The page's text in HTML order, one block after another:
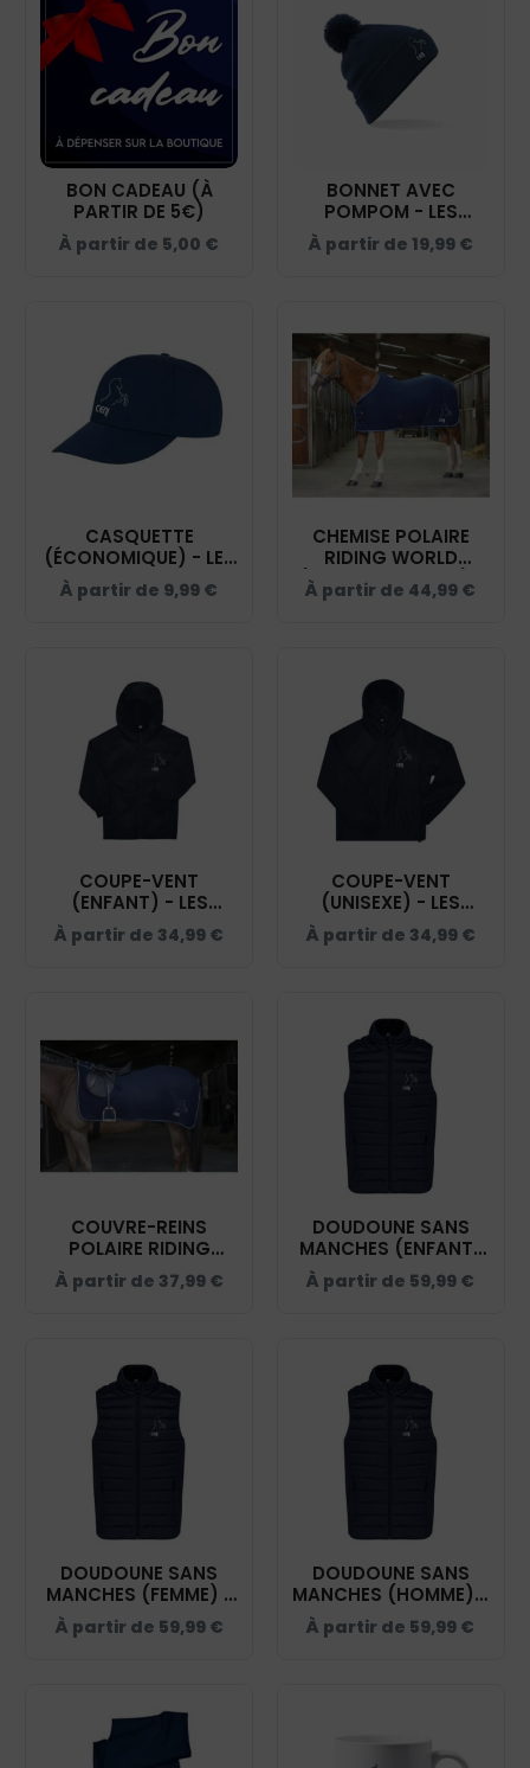
BON CADEAU (À
PARTIR DE 5€)
À partir de 5,00 €
BONNET AVEC
POMPOM - LES
GRANDES MARQUES -
NAVY - BF426
À partir de 19,99 €
CASQUETTE
(ÉCONOMIQUE) - LES
GRANDES MARQUES -
NAVY - RC080
À partir de 9,99 €
CHEMISE POLAIRE
RIDING WORLD
(AVEC ATTACHES) -
LES GRANDES
À partir de 44,99 €
COUPE-VENT
(ENFANT) - LES
GRANDES MARQUES -
NAVY - BC631
À partir de 34,99 €
COUPE-VENT
(UNISEXE) - LES
GRANDES MARQUES -
NAVY - BC630
À partir de 34,99 €
COUVRE-REINS
POLAIRE RIDING
WORLD - LES
GRANDES MARQUES -
À partir de 37,99 €
DOUDOUNE SANS
MANCHES (ENFANT)
- LES GRANDES
MARQUES - NAVY -
À partir de 59,99 €
DOUDOUNE SANS
MANCHES (FEMME) -
LES GRANDES
MARQUES - NAVY -
À partir de 59,99 €
DOUDOUNE SANS
MANCHES (HOMME) -
LES GRANDES
MARQUES - NAVY -
À partir de 59,99 €